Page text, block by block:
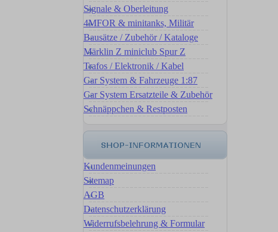
Signale & Oberleitung
4MFOR & minitanks, Militär
Bausätze / Zubehör / Kataloge
Märklin Z miniclub Spur Z
Trafos / Elektronik / Kabel
Car System & Fahrzeuge 1:87
Car System Ersatzteile & Zubehör
Schnäppchen & Restposten
Kundenmeinungen
Sitemap
AGB
Datenschutzerklärung
Widerrufsbelehrung & Formular